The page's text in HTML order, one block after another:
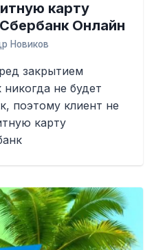
карту
Онлайн
Новиков
закрытием
не будет
поэтому клиент не
карту